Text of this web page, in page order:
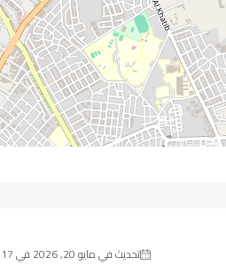
تحديث في مايو 20, 2026 في 3:17 م